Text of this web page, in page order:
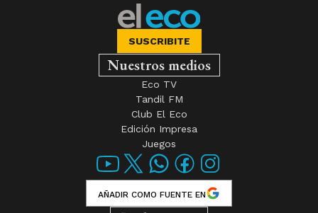
SUSCRIBITE
Nuestros medios
Eco TV
Tandil FM
Club El Eco
Edición Impresa
Juegos
AÑADIR COMO FUENTE EN